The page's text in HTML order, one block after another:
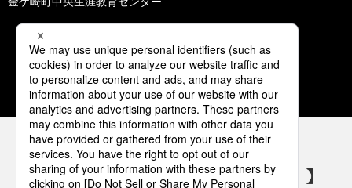
1 2 3 4 5
パナソニックの電気設備 SNSアカウント